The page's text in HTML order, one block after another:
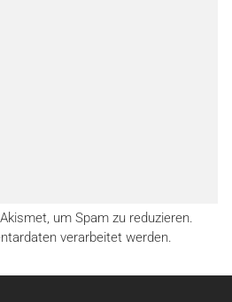
um Spam zu reduzieren.
verarbeitet werden.